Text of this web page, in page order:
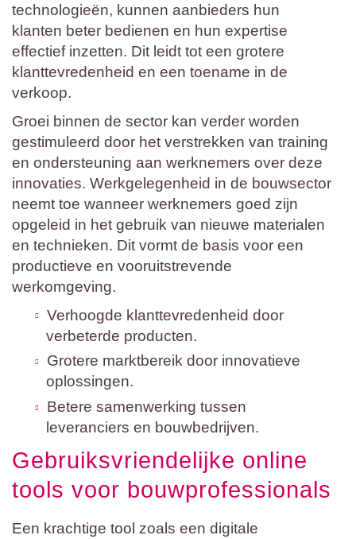
technologieën, kunnen aanbieders hun
klanten beter bedienen en hun expertise
effectief inzetten. Dit leidt tot een grotere
klanttevredenheid en een toename in de
verkoop.
Groei binnen de sector kan verder worden
gestimuleerd door het verstrekken van training
en ondersteuning aan werknemers over deze
innovaties. Werkgelegenheid in de bouwsector
neemt toe wanneer werknemers goed zijn
opgeleid in het gebruik van nieuwe materialen
en technieken. Dit vormt de basis voor een
productieve en vooruitstrevende
werkomgeving.
Verhoogde klanttevredenheid door
verbeterde producten.
Grotere marktbereik door innovatieve
oplossingen.
Betere samenwerking tussen
leveranciers en bouwbedrijven.
Gebruiksvriendelijke online
tools voor bouwprofessionals
Een krachtige tool zoals een digitale